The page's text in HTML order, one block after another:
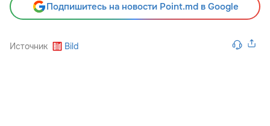
Подпишитесь на новости Point.md в Google
Источник Bild